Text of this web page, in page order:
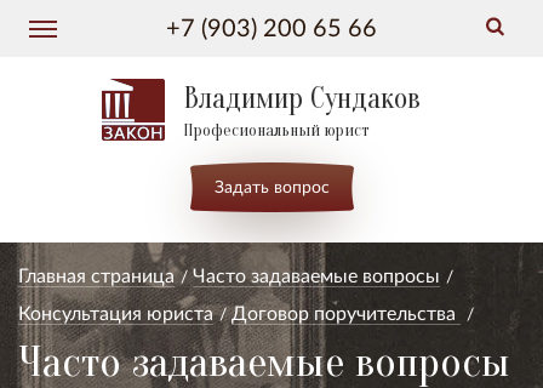
+7 (903) 200 65 66
Владимир Сундаков
Професиональный юрист
Задать вопрос
Главная страница
Часто задаваемые вопросы
Консультация юриста
Договор поручительства
Часто задаваемые вопросы